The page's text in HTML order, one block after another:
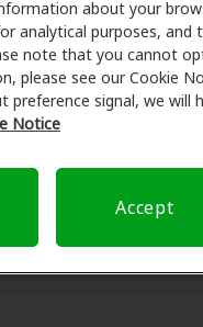
about your
analytical purposes, and
note that you cannot
please see our Cookie
preference signal, we will
Notice
Accept
beneficios y clínicas
y atención
licenciados para
Center Inc,
de bolsillo y de
auditiva y
de pago